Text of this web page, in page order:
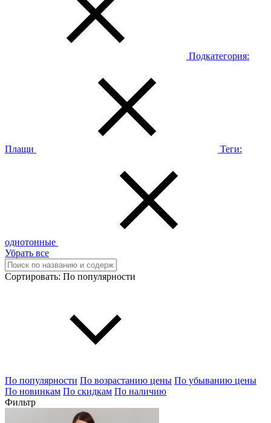
Подкатегория:
Плащи Теги:
однотонные
Убрать все
Сортировать: По популярности
По популярности По возрастанию цены По убыванию цены
По новинкам По скидкам По наличию
Фильтр